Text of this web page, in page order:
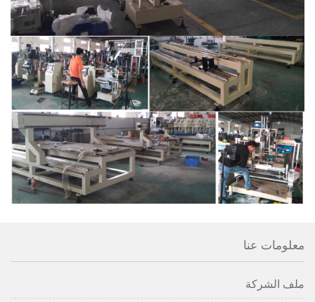
معلومات عنا
ملف الشركة